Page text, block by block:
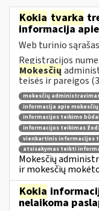
Kokia tvarka
informacija apie
Web turinio sąrašas
Registracijos
Mokesčių
teisės ir pareigos
mokesčių
informacija apie
informacijos teikimo būdai
informacijos teikimas
vienkartinis informacijos
atsisakymas teikti
Mokesčių
ir mokesčių
Kokia
nelaikoma